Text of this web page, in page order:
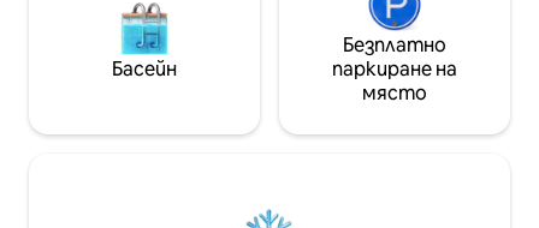
Басейн
Безплатно
паркиране на
място